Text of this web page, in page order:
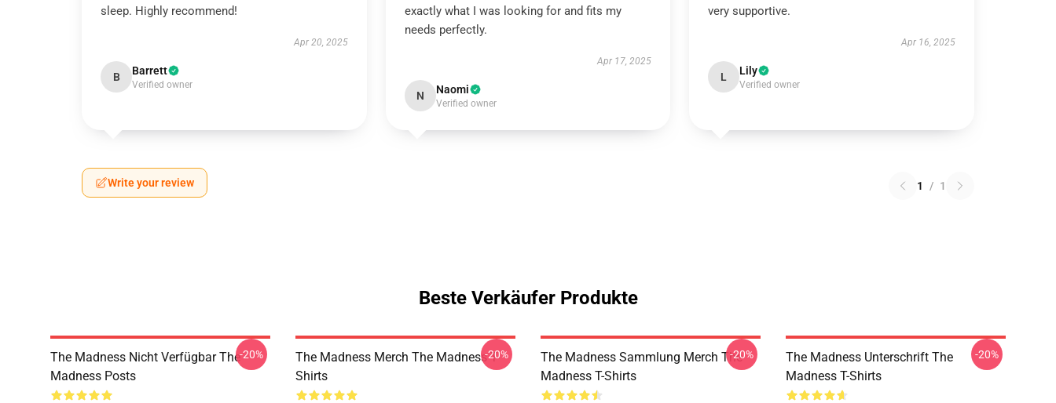
sleep. Highly recommend!
Apr 20, 2025
B Barrett
Verified owner
exactly what I was looking for and fits my
needs perfectly.
Apr 17, 2025
N Naomi
Verified owner
very supportive.
Apr 16, 2025
L Lily
Verified owner
Write your review 1 / 1
Beste Verkäufer Produkte
The Madness Nicht Verfügbar The
Madness Posts
-20%
The Madness Merch The Madness T-
Shirts
-20%
The Madness Sammlung Merch The
Madness T-Shirts
-20%
The Madness Unterschrift The
Madness T-Shirts
-20%